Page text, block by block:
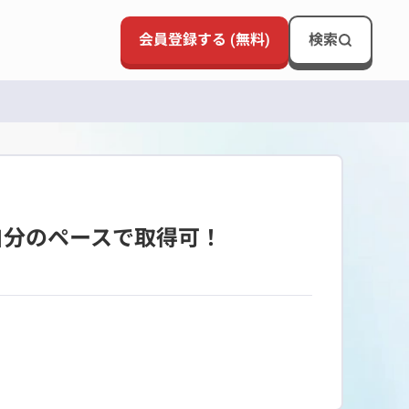
会員登録する (無料) 検索
のペースで取得可！